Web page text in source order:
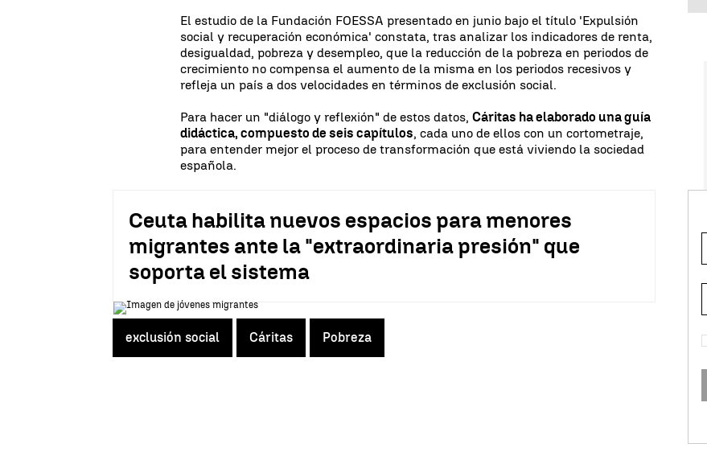
El estudio de la Fundación FOESSA presentado en junio bajo el título 'Expulsión
social y recuperación económica' constata, tras analizar los indicadores de renta,
desigualdad, pobreza y desempleo, que la reducción de la pobreza en periodos de
crecimiento no compensa el aumento de la misma en los periodos recesivos y
refleja un país a dos velocidades en términos de exclusión social.
Para hacer un "diálogo y reflexión" de estos datos,Cáritas ha elaborado una guía
didáctica, compuesto de seis capítulos, cada uno de ellos con un cortometraje,
para entender mejor el proceso de transformación que está viviendo la sociedad
española.
Ceuta habilita nuevos espacios para menores
migrantes ante la "extraordinaria presión" que
soporta el sistema
exclusión social Cáritas Pobreza